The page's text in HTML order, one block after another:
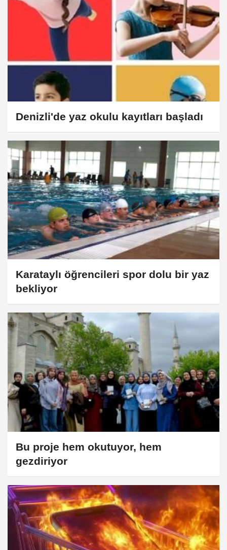
Denizli'de yaz okulu kayıtları başladı
Karataylı öğrencileri spor dolu bir yaz
bekliyor
Bu proje hem okutuyor, hem
gezdiriyor